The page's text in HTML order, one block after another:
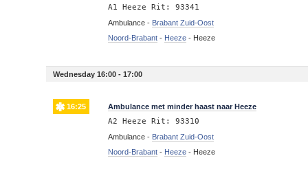
A1 Heeze Rit: 93341
Ambulance - Brabant Zuid-Oost
Noord-Brabant - Heeze - Heeze
Wednesday 16:00 - 17:00
16:25 Ambulance met minder haast naar Heeze
A2 Heeze Rit: 93310
Ambulance - Brabant Zuid-Oost
Noord-Brabant - Heeze - Heeze